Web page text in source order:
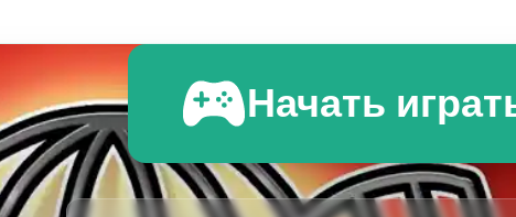
Начать